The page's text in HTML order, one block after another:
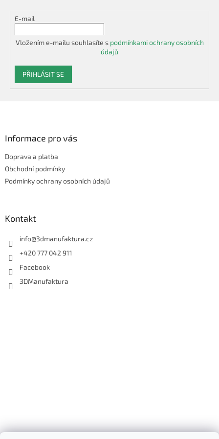
E-mail
Vložením e-mailu souhlasíte s podmínkami ochrany osobních
údajů
PŘIHLÁSIT SE
Informace pro vás
Doprava a platba
Obchodní podmínky
Podmínky ochrany osobních údajů
Kontakt
info@3dmanufaktura.cz
+420 777 042 911
Facebook
3DManufaktura